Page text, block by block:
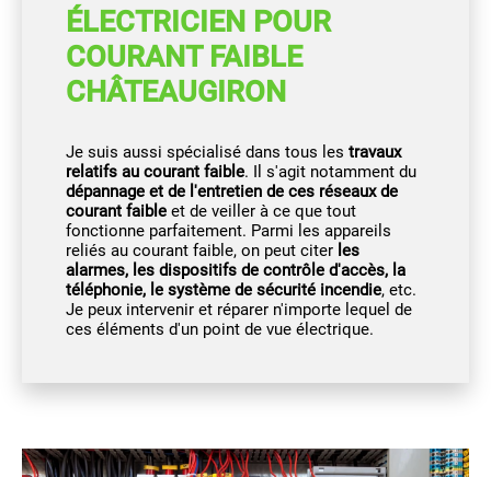
ÉLECTRICIEN POUR
COURANT FAIBLE
CHÂTEAUGIRON
Je suis aussi spécialisé dans tous les travaux
relatifs au courant faible. Il s'agit notamment du
dépannage et de l'entretien de ces réseaux de
courant faible et de veiller à ce que tout
fonctionne parfaitement. Parmi les appareils
reliés au courant faible, on peut citer les
alarmes, les dispositifs de contrôle d'accès, la
téléphonie, le système de sécurité incendie, etc.
Je peux intervenir et réparer n'importe lequel de
ces éléments d'un point de vue électrique.